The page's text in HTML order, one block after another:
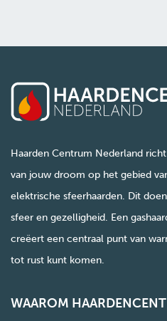
Haarden Centrum Nederland
van jouw droom op het gebied
elektrische sfeerhaarden. Dit
sfeer en gezelligheid. Een
creëert een centraal punt van
tot rust kunt komen.
WAAROM